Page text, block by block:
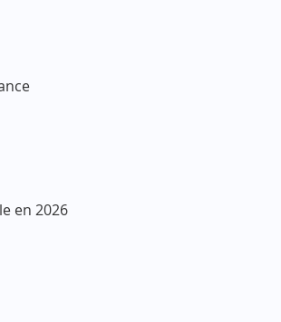
en 2026